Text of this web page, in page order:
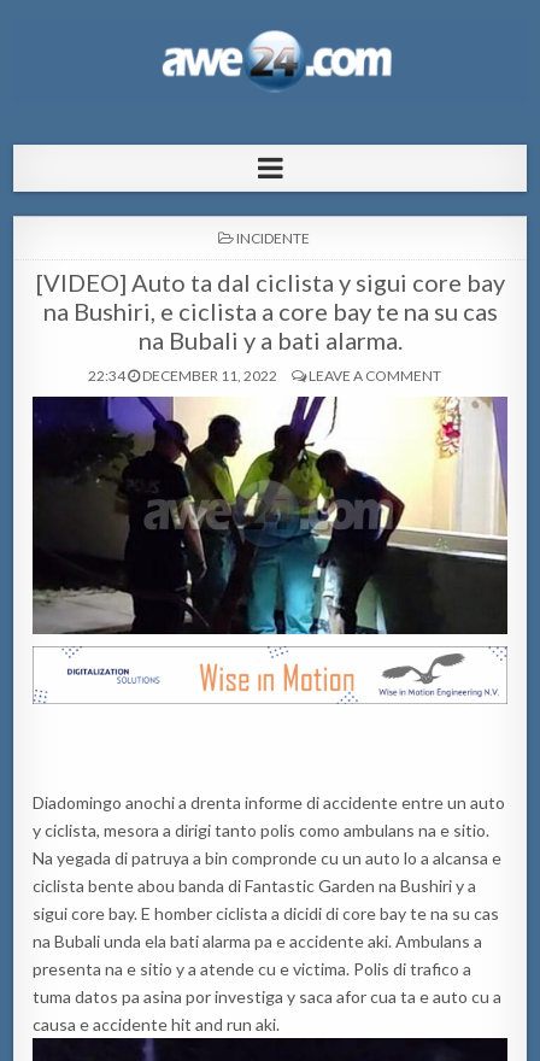
pa Aruba
POSTED
INCIDENTE
[VIDEO] Auto ta dal ciclista y sigui core bay
na Bushiri, e ciclista a core bay te na su cas
na Bubali y a bati alarma.
22:34 DECEMBER 11, 2022 LEAVE A COMMENT
Diadomingo anochi a drenta informe di accidente entre un auto
y ciclista, mesora a dirigi tanto polis como ambulans na e sitio.
Na yegada di patruya a bin compronde cu un auto lo a alcansa e
ciclista bente abou banda di Fantastic Garden na Bushiri y a
sigui core bay. E homber ciclista a dicidi di core bay te na su cas
na Bubali unda ela bati alarma pa e accidente aki. Ambulans a
presenta na e sitio y a atende cu e victima. Polis di trafico a
tuma datos pa asina por investiga y saca afor cua ta e auto cu a
causa e accidente hit and run aki.